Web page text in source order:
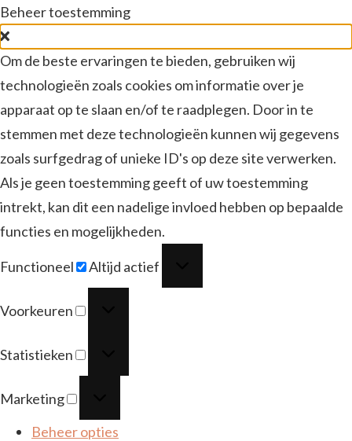
Beheer toestemming
Om de beste ervaringen te bieden, gebruiken wij
technologieën zoals cookies om informatie over je
apparaat op te slaan en/of te raadplegen. Door in te
stemmen met deze technologieën kunnen wij gegevens
zoals surfgedrag of unieke ID's op deze site verwerken.
Als je geen toestemming geeft of uw toestemming
intrekt, kan dit een nadelige invloed hebben op bepaalde
functies en mogelijkheden.
Functioneel Altijd actief
Voorkeuren
Statistieken
Marketing
Beheer opties